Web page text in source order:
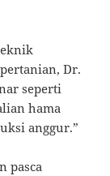
Dr.
seperti
hama
anggur.”
pasca